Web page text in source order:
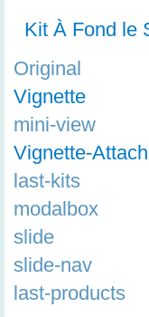
Kit À Fond le
Original
Vignette
mini-view
Vignette-
last-kits
modalbox
slide
slide-nav
last-products